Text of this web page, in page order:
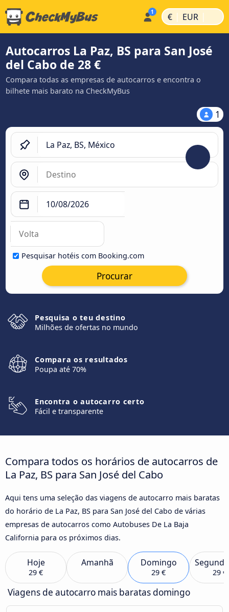
€ | EUR |
Autocarros La Paz, BS para San José
del Cabo de 28 €
Compara todas as empresas de autocarros e encontra o
bilhete mais barato na CheckMyBus
1
Pesquisar hotéis com Booking.com
Procurar
Pesquisa o teu destino
Milhões de ofertas no mundo
Compara os resultados
Poupa até 70%
Encontra o autocarro certo
Fácil e transparente
Compara todos os horários de autocarros de
La Paz, BS para San José del Cabo
Aqui tens uma seleção das viagens de autocarro mais baratas
do horário de La Paz, BS para San José del Cabo de várias
empresas de autocarros como Autobuses De La Baja
California para os próximos dias.
Hoje
29 €
Amanhã Domingo
29 € 29 €
Viagens de autocarro mais baratas domingo